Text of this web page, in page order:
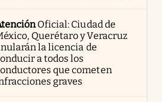
Oficial: Ciudad de
Querétaro y Veracruz
la licencia de
a todos los
que cometen
graves